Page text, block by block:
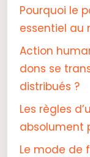
Pourquoi le
essentiel au
Action
dons se
distribués ?
Les règles
absolument
Le mode de